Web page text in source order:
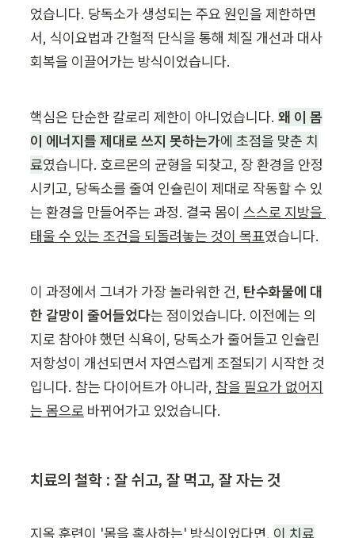
었습니다. 당독소가 생성되는 주요 원인을 제한하면
서, 식이요법과 간헐적 단식을 통해 체질 개선과 대사
회복을 이끌어가는 방식이었습니다.
핵심은 단순한 칼로리 제한이 아니었습니다. 왜 이 몸
이 에너지를 제대로 쓰지 못하는가에 초점을 맞춘 치
료였습니다. 호르몬의 균형을 되찾고, 장 환경을 안정
시키고, 당독소를 줄여 인슐린이 제대로 작동할 수 있
는 환경을 만들어주는 과정. 결국 몸이 스스로 지방을
태울 수 있는 조건을 되돌려놓는 것이 목표였습니다.
이 과정에서 그녀가 가장 놀라워한 건, 탄수화물에 대
한 갈망이 줄어들었다는 점이었습니다. 이전에는 의
지로 참아야 했던 식욕이, 당독소가 줄어들고 인슐린
저항성이 개선되면서 자연스럽게 조절되기 시작한 것
입니다. 참는 다이어트가 아니라, 참을 필요가 없어지
는 몸으로 바뀌어가고 있었습니다.
치료의 철학 : 잘 쉬고, 잘 먹고, 잘 자는 것
지옥 훈련이 '몸을 혹사하는' 방식이었다면, 이 치료